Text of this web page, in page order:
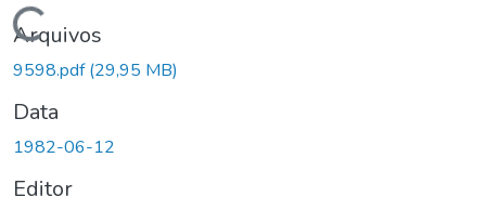
Carregando...
Arquivos
9598.pdf(29,95 MB)
Data
1982-06-12
Editor